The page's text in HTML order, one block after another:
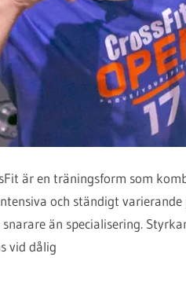
är en träningsform som
och ständigt varierande
än specialisering.
vid dålig